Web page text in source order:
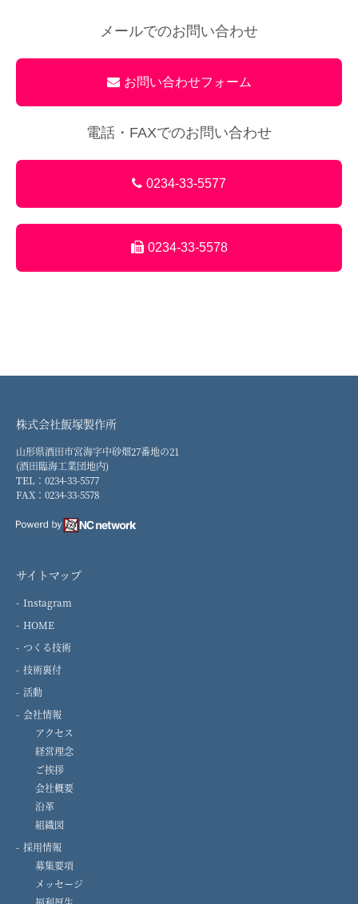
メールでのお問い合わせ
お問い合わせフォーム
電話・FAXでのお問い合わせ
0234-33-5577
0234-33-5578
株式会社飯塚製作所
山形県酒田市宮海字中砂畑27番地の21
(酒田臨海工業団地内)
TEL：0234-33-5577
FAX：0234-33-5578
サイトマップ
Instagram
HOME
つくる技術
技術裏付
活動
会社情報
アクセス
経営理念
ご挨拶
会社概要
沿革
組織図
採用情報
募集要項
メッセージ